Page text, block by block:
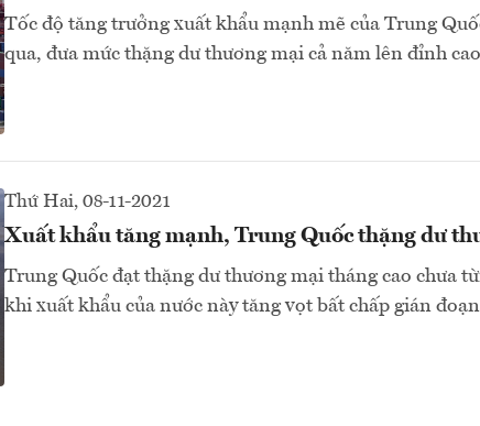
Tốc độ tăng trưởng xuất khẩu mạnh mẽ của Trung
qua, đưa mức thặng dư thương mại cả năm lên đỉnh
Thứ Hai, 08-11-2021
Xuất khẩu tăng mạnh, Trung Quốc thặng dư
Trung Quốc đạt thặng dư thương mại tháng cao chưa
khi xuất khẩu của nước này tăng vọt bất chấp gián